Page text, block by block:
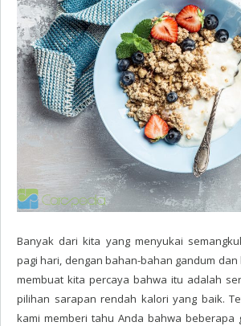
Banyak dari kita yang menyukai
pagi hari, dengan bahan-bahan gandum
membuat kita percaya bahwa itu adalah
pilihan sarapan rendah kalori yang baik.
kami memberi tahu Anda bahwa beberapa